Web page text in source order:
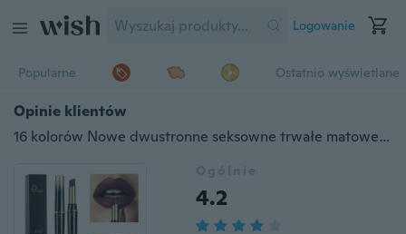
Logowanie
Popularne Ostatnio wyświetlane
Opinie klientów
16 kolorów Nowe dwustronne seksowne trwałe matowe wodoodporne kredki do ust i szminki
Ogólnie
4.2